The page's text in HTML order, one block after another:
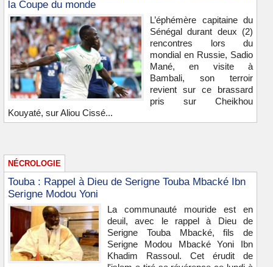
la Coupe du monde
L’éphémère capitaine du
Sénégal durant deux (2)
rencontres lors du
mondial en Russie, Sadio
Mané, en visite à
Bambali, son terroir
revient sur ce brassard
pris sur Cheikhou
Kouyaté, sur Aliou Cissé...
NÉCROLOGIE
Touba : Rappel à Dieu de Serigne Touba Mbacké Ibn
Serigne Modou Yoni
La communauté mouride est en
deuil, avec le rappel à Dieu de
Serigne Touba Mbacké, fils de
Serigne Modou Mbacké Yoni Ibn
Khadim Rassoul. Cet érudit de